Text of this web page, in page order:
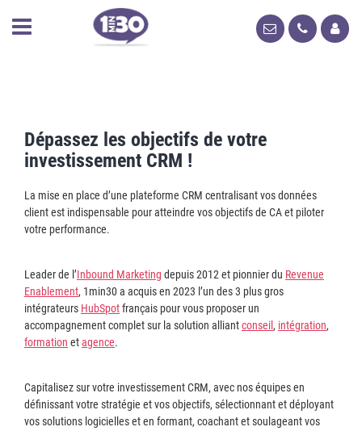
Dépassez les objectifs de votre
investissement CRM !
La mise en place d’une plateforme CRM centralisant vos données
client est indispensable pour atteindre vos objectifs de CA et piloter
votre performance.
Leader de l’Inbound Marketing depuis 2012 et pionnier du Revenue
Enablement, 1min30 a acquis en 2023 l’un des 3 plus gros
intégrateurs HubSpotfrançais pour vous proposer un
accompagnement complet sur la solution alliantconseil , intégration,
formation etagence.
Capitalisez sur votre investissement CRM, avec nos équipes en
définissant votre stratégie et vos objectifs, sélectionnant et déployant
vos solutions logicielles et en formant, coachant et soulageant vos